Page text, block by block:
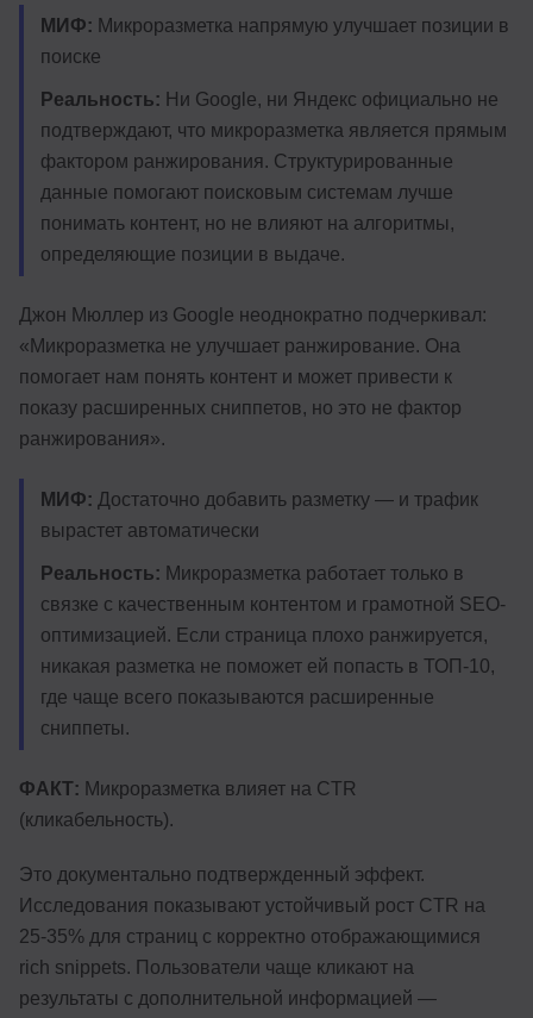
МИФ: Микроразметка напрямую улучшает позиции в
поиске
Реальность: Ни Google, ни Яндекс официально не
подтверждают, что микроразметка является прямым
фактором ранжирования. Структурированные
данные помогают поисковым системам лучше
понимать контент, но не влияют на алгоритмы,
определяющие позиции в выдаче.
Джон Мюллер из Google неоднократно подчеркивал:
«Микроразметка не улучшает ранжирование. Она
помогает нам понять контент и может привести к
показу расширенных сниппетов, но это не фактор
ранжирования».
МИФ: Достаточно добавить разметку — и трафик
вырастет автоматически
Реальность: Микроразметка работает только в
связке с качественным контентом и грамотной SEO-
оптимизацией. Если страница плохо ранжируется,
никакая разметка не поможет ей попасть в ТОП-10,
где чаще всего показываются расширенные
сниппеты.
ФАКТ: Микроразметка влияет на CTR
(кликабельность).
Это документально подтвержденный эффект.
Исследования показывают устойчивый рост CTR на
25-35% для страниц с корректно отображающимися
rich snippets. Пользователи чаще кликают на
результаты с дополнительной информацией —